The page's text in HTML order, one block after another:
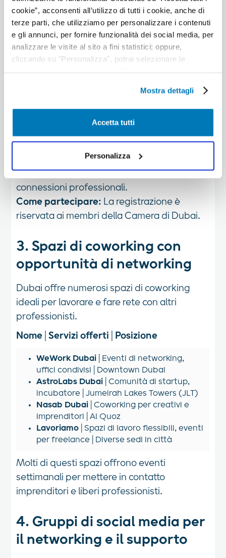
cookie”, acconsenti all’utilizzo di tutti i cookie, anche di
terze parti, che utilizziamo per personalizzare i contenuti
e gli annunci, per fornire funzionalità dei social media, per
analizzare le visite al sito a fini statistici; oppure,
cliccando su "Personalizza", potrai selezionare le
attivati solo i cookie tecnici necessari per la fruizione del
sito; in tal caso, non sarà possibile per noi personalizzare
la tua esperienza di navigazione. Potrai modificare le tue
“Impostazione dei cookie” a fine pagina. Per ulteriori
informazioni ti invitiamo a prendere visione
dell'informativa estesa Cookie Policy.
Mostra dettagli
Accetta tutti
Personalizza
Eventi aziendali arabi
Descrizione: Conferenze e incontri per
professionisti e investitori del mercato
Acquista online i biglietti
Eventi di networking della
Camera di Commercio di Dubai
Eventi ufficiali della Camera di
Commercio per promuovere nuove
connessioni professionali.
Come partecipare: La registrazione è
riservata ai membri della Camera di Dubai.
3. Spazi di coworking con
opportunità di networking
Dubai offre numerosi spazi di coworking
ideali per lavorare e fare rete con altri
professionisti.
Nome |Servizi offerti Posizione
WeWork Dubai | Eventi di networking,
uffici condivisi | Downtown Dubai
AstroLabs Dubai | Comunità di startup,
incubatore | Jumeirah Lakes Towers (JLT)
Nasab Dubai | Coworking per creativi e
imprenditori | Al Quoz
Lavoriamo | Spazi di lavoro flessibili, eventi
per freelance | Diverse sedi in città
Molti di questi spazi offrono eventi
settimanali per mettere in contatto
imprenditori e liberi professionisti.
4. Gruppi di social media per
il networking e il supporto